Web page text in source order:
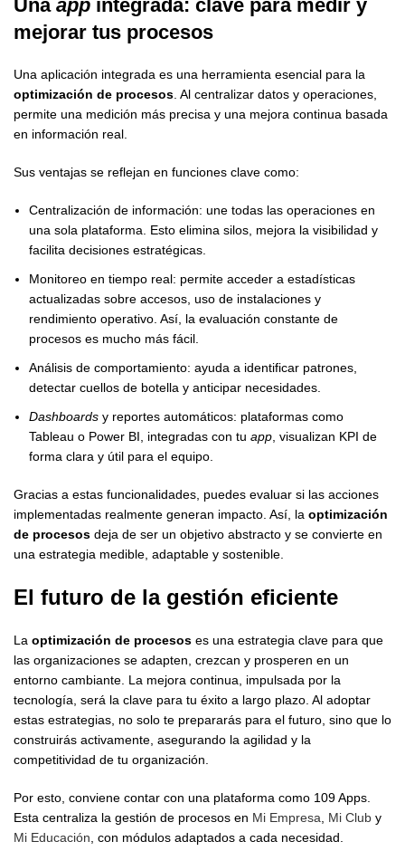
Una app integrada: clave para medir y
mejorar tus procesos
Una aplicación integrada es una herramienta esencial para la
optimización de procesos . Al centralizar datos y operaciones,
permite una medición más precisa y una mejora continua basada
en información real.
Sus ventajas se reflejan en funciones clave como:
Centralización de información: une todas las operaciones en
una sola plataforma. Esto elimina silos, mejora la visibilidad y
facilita decisiones estratégicas.
Monitoreo en tiempo real: permite acceder a estadísticas
actualizadas sobre accesos, uso de instalaciones y
rendimiento operativo. Así, la evaluación constante de
procesos es mucho más fácil.
Análisis de comportamiento: ayuda a identificar patrones,
detectar cuellos de botella y anticipar necesidades.
Dashboards y reportes automáticos: plataformas como
Tableau o Power BI, integradas con tu app , visualizan KPI de
forma clara y útil para el equipo.
Gracias a estas funcionalidades, puedes evaluar si las acciones
implementadas realmente generan impacto. Así, la optimización
de procesos deja de ser un objetivo abstracto y se convierte en
una estrategia medible, adaptable y sostenible.
El futuro de la gestión eficiente
La optimización de procesos es una estrategia clave para que
las organizaciones se adapten, crezcan y prosperen en un
entorno cambiante. La mejora continua, impulsada por la
tecnología, será la clave para tu éxito a largo plazo. Al adoptar
estas estrategias, no solo te prepararás para el futuro, sino que lo
construirás activamente, asegurando la agilidad y la
competitividad de tu organización.
Por esto, conviene contar con una plataforma como 109 Apps.
Esta centraliza la gestión de procesos en Mi Empresa Mi Club y
Mi Educación , con módulos adaptados a cada necesidad.